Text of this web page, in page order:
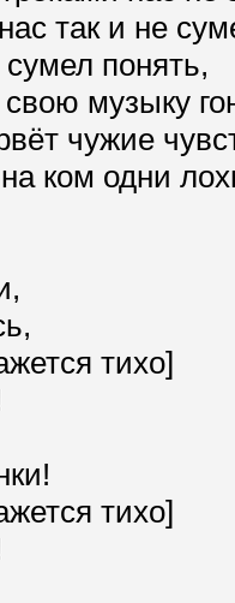
так и не
понять,
музыку
чужие
ком одни
тихо]
тихо]